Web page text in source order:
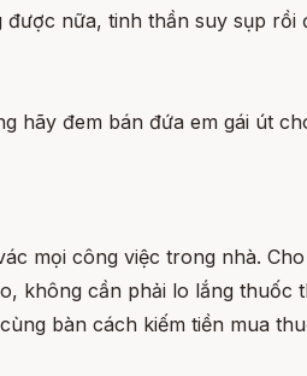
nữa, tinh thần suy sụp
hãy đem bán đứa em gái út
mọi công việc trong nhà.
không cần phải lo lắng thuốc
bàn cách kiếm tiền mua